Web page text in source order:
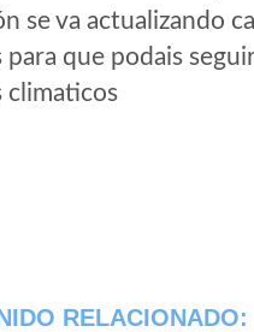
se va actualizando
que podais
climaticos
RELACIONADO: